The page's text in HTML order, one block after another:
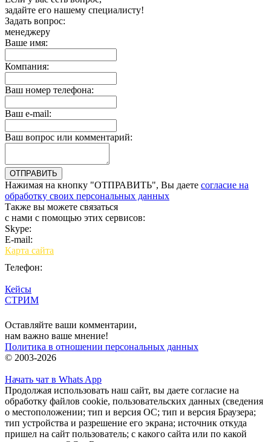
задайте его нашему специалисту!
Задать вопрос:
менеджеру
Ваше имя:
Компания:
Ваш номер телефона:
Ваш e-mail:
Ваш вопрос или комментарий:
Нажимая на кнопку "ОТПРАВИТЬ", Вы даете согласие на
обработку своих персональных данных
Также вы можете связаться
с нами с помощью этих сервисов:
Skype:
E-mail:
Карта сайта
Телефон:
Кейсы
СТРИМ
Оставляйте ваши комментарии,
нам важно ваше мнение!
Политика в отношении персональных данных
© 2003-2026
Начать чат в Whats App
Продолжая использовать наш сайт, вы даете согласие на
обработку файлов cookie, пользовательских данных (сведения
о местоположении; тип и версия ОС; тип и версия Браузера;
тип устройства и разрешение его экрана; источник откуда
пришел на сайт пользователь; с какого сайта или по какой